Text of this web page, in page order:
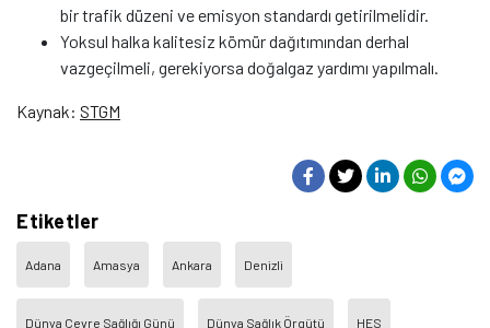
bir trafik düzeni ve emisyon standardı getirilmelidir.
Yoksul halka kalitesiz kömür dağıtımından derhal
vazgeçilmeli, gerekiyorsa doğalgaz yardımı yapılmalı.
Kaynak: STGM
Etiketler
Adana Amasya Ankara Denizli
Dünya Çevre Sağlığı Günü Dünya Sağlık Örgütü HES